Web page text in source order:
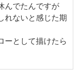
んでたんですが
れないと感じた期
ーとして描けたら